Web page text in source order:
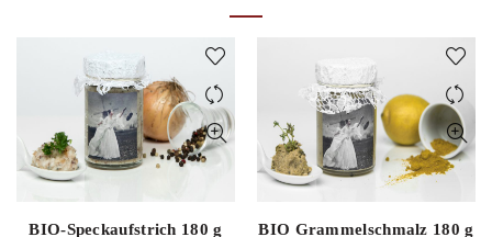
BIO-Speckaufstrich 180 g BIO Grammelschmalz 180 g